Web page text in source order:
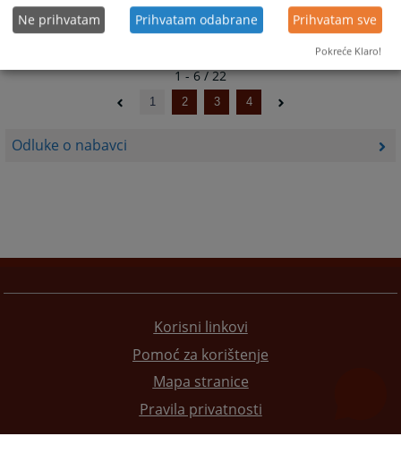
Odluke o nabavci
1 - 6 / 22
1 2 3 4
Korisni linkovi
Pomoć za korištenje
Mapa stranice
Pravila privatnosti
Ne prihvatam Prihvatam odabrane Prihvatam sve
Pokreće Klaro!